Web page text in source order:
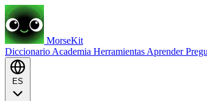
MorseKit
Diccionario Academia Herramientas Aprender